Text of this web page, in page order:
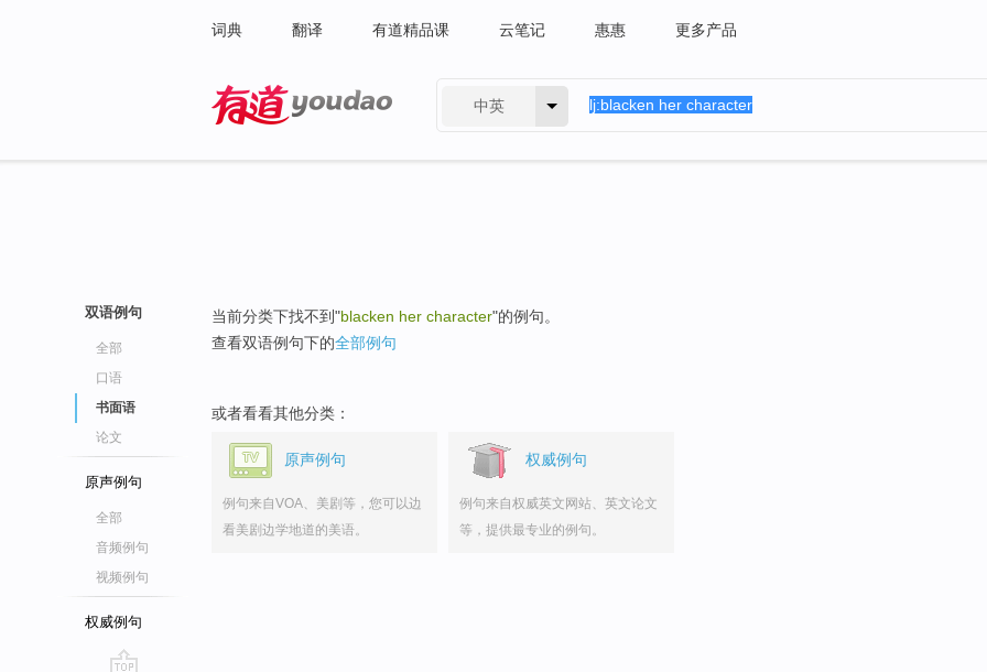
词典 翻译 有道精品课 云笔记 惠惠 更多产品
中英
双语例句
全部
口语
书面语
论文
原声例句
全部
音频例句
视频例句
权威例句
当前分类下找不到"blacken her character"的例句。
查看双语例句下的全部例句
或者看看其他分类：
原声例句
例句来自VOA、美剧等，您可以边
看美剧边学地道的美语。
权威例句
例句来自权威英文网站、英文论文
等，提供最专业的例句。